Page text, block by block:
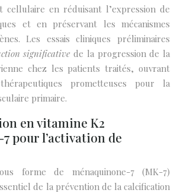
cellulaire en réduisant l’expression de
et en préservant les mécanismes
Les essais cliniques préliminaires
significative de la progression de la
chez les patients traités, ouvrant
prometteuses pour la
primaire.
en vitamine K2
pour l’activation de
forme de ménaquinone-7 (MK-7)
de la prévention de la calcification